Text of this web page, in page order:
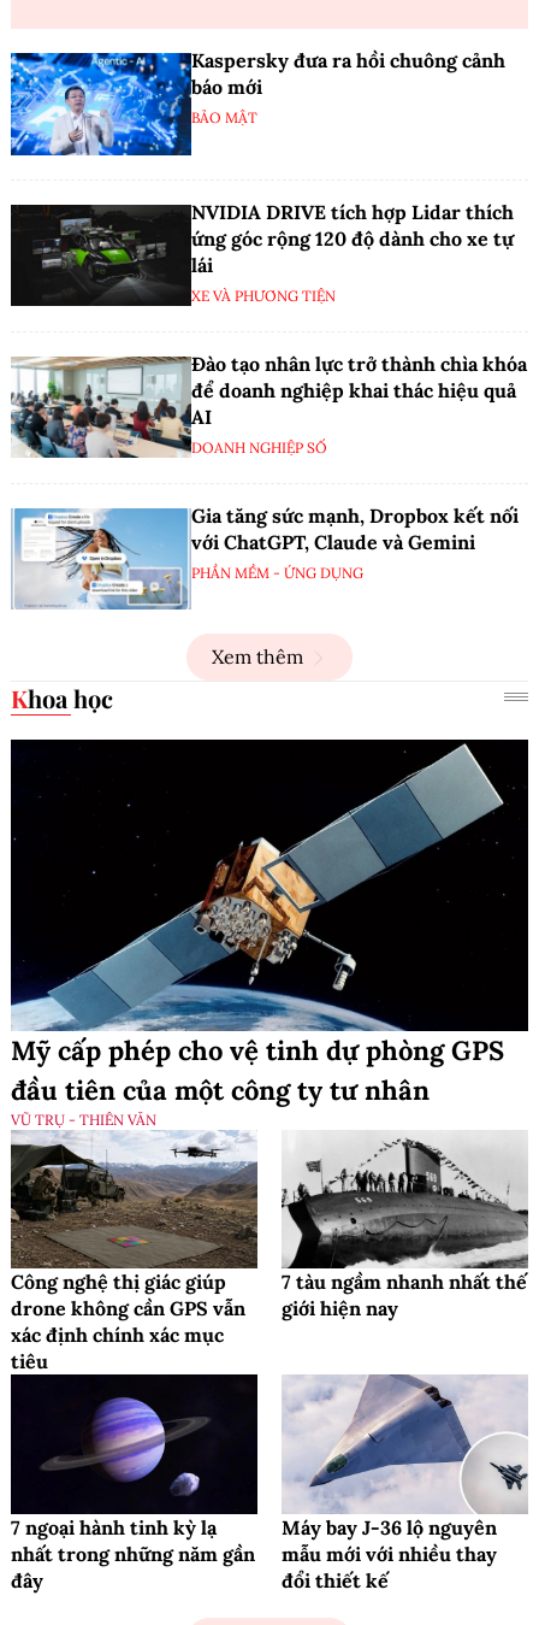
Kaspersky đưa ra hồi chuông cảnh
báo mới
BẢO MẬT
NVIDIA DRIVE tích hợp Lidar thích
ứng góc rộng 120 độ dành cho xe tự
lái
XE VÀ PHƯƠNG TIỆN
Đào tạo nhân lực trở thành chìa khóa
để doanh nghiệp khai thác hiệu quả
AI
DOANH NGHIỆP SỐ
Gia tăng sức mạnh, Dropbox kết nối
với ChatGPT, Claude và Gemini
PHẦN MỀM - ỨNG DỤNG
Xem thêm
Khoa học
Mỹ cấp phép cho vệ tinh dự phòng GPS
đầu tiên của một công ty tư nhân
VŨ TRỤ - THIÊN VĂN
Công nghệ thị giác giúp
drone không cần GPS vẫn
xác định chính xác mục
tiêu
7 tàu ngầm nhanh nhất thế
giới hiện nay
7 ngoại hành tinh kỳ lạ
nhất trong những năm gần
đây
Máy bay J-36 lộ nguyên
mẫu mới với nhiều thay
đổi thiết kế